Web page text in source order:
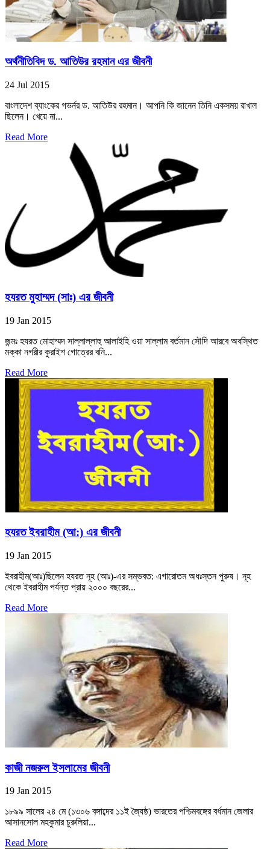
অর্থনীতিবিদ ড. আতিউর রহমান এর জীবনী
24 Jul 2015
বাংলাদেশ ব্যাংকের গভর্নর ড. আতিউর রহমান। আপনি কি জানেন তিনি একসময় রাখাল
ছিলেন। খেয়ে না...
Read More
হযরত মুহাম্মদ (সাঃ) এর জীবনী
19 Jan 2015
জন্মঃ হযরত মোহাম্মদ সাল্লাল্লাহু আলাইহি ওয়া সাল্লাম বর্তমান সৌদি আরবে অবস্থিত
মক্কা নগরীর কুরাইশ গোত্রের বনি...
Read More
হযরত ইবরাহীম (আ:) এর জীবনী
19 Jan 2015
ইবরাহীম(আঃ)ছিলেন হযরত নূহ (আঃ)-এর সম্ভবত: এগারোতম অধঃস্তন পুরুষ। নূহ
থেকে ইবরাহীম পর্যন্ত প্রায় ২০০০ বছরের...
Read More
কাজী নজরুল ইসলামের জীবনী
19 Jan 2015
১৮৯৯ সালের ২৪ মে (১৩০৬ বঙ্গাব্দের ১১ই জ্যৈষ্ঠ) ভারতের পশ্চিমবঙ্গের বর্ধমান জেলার
আসানসোল মহকুমার চুরুলিয়া...
Read More